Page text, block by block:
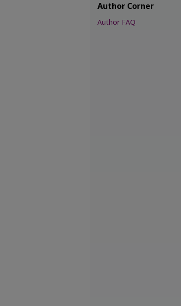
Author Corner
Author FAQ